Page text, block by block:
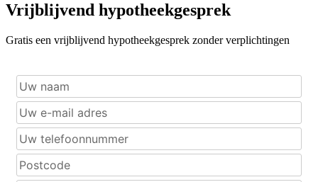
Vrijblijvend hypotheekgesprek
Gratis een vrijblijvend hypotheekgesprek zonder verplichtingen